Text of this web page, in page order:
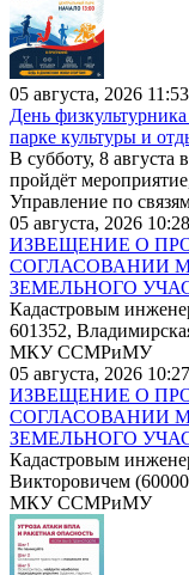
05 августа, 2026 11:53
День
парке культуры и
В субботу, 8 августа
пройдёт
Управление по
05 августа, 2026 10:28
ИЗВЕЩЕНИЕ О
СОГЛАСОВАНИИ
ЗЕМЕЛЬНОГО
Кадастровым
601352,
МКУ ССМРиМУ
05 августа, 2026 10:27
ИЗВЕЩЕНИЕ О
СОГЛАСОВАНИИ
ЗЕМЕЛЬНОГО
Кадастровым
Викторовичем
МКУ ССМРиМУ